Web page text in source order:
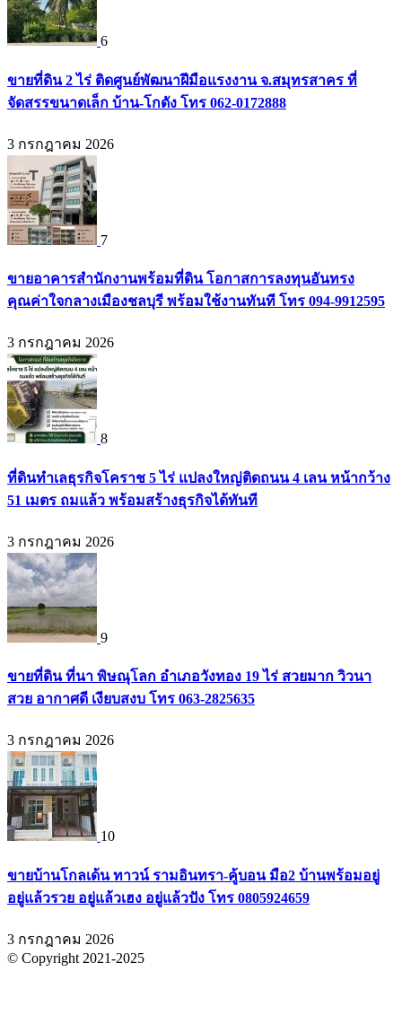
6
ขายที่ดิน 2 ไร่ ติดศูนย์พัฒนาฝีมือแรงงาน จ.สมุทรสาคร ที่
จัดสรรขนาดเล็ก บ้าน-โกดัง โทร 062-0172888
3 กรกฎาคม 2026
7
ขายอาคารสำนักงานพร้อมที่ดิน โอกาสการลงทุนอันทรง
คุณค่าใจกลางเมืองชลบุรี พร้อมใช้งานทันที โทร 094-9912595
3 กรกฎาคม 2026
8
ที่ดินทำเลธุรกิจโคราช 5 ไร่ แปลงใหญ่ติดถนน 4 เลน หน้ากว้าง
51 เมตร ถมแล้ว พร้อมสร้างธุรกิจได้ทันที
3 กรกฎาคม 2026
9
ขายที่ดิน ที่นา พิษณุโลก อำเภอวังทอง 19 ไร่ สวยมาก วิวนา
สวย อากาศดี เงียบสงบ โทร 063-2825635
3 กรกฎาคม 2026
10
ขายบ้านโกลเด้น ทาวน์ รามอินทรา-คู้บอน มือ2 บ้านพร้อมอยู่
อยู่แล้วรวย อยู่แล้วเฮง อยู่แล้วปัง โทร 0805924659
3 กรกฎาคม 2026
© Copyright 2021-2025